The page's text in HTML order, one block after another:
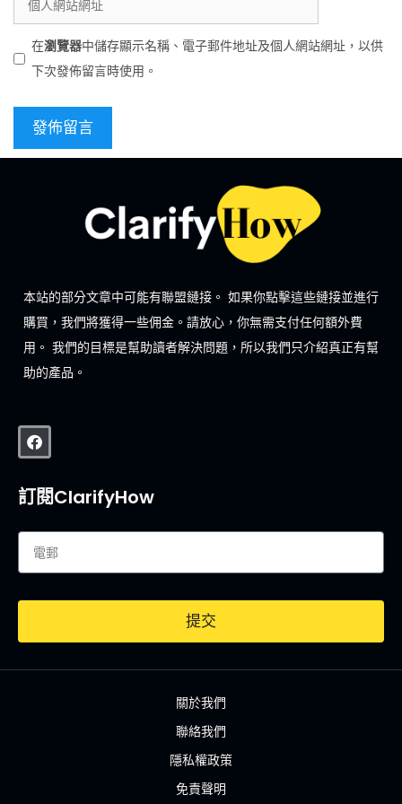
在瀏覽器中儲存顯示名稱、電子郵件地址及個人網站網址，以供
下次發佈留言時使用。
本站的部分文章中可能有聯盟鏈接。 如果你點擊這些鏈接並進行
購買，我們將獲得一些佣金。請放心，你無需支付任何額外費
用。 我們的目標是幫助讀者解決問題，所以我們只介紹真正有幫
助的產品。
訂閱ClarifyHow
提交
關於我們
聯絡我們
隱私權政策
免責聲明